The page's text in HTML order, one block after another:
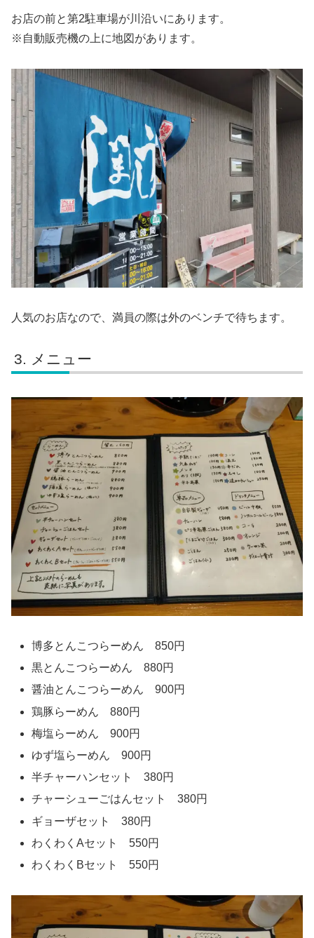
お店の前と第2駐車場が川沿いにあります。
※自動販売機の上に地図があります。
人気のお店なので、満員の際は外のベンチで待ちます。
メニュー
博多とんこつらーめん 850円
黒とんこつらーめん 880円
醤油とんこつらーめん 900円
鶏豚らーめん 880円
梅塩らーめん 900円
ゆず塩らーめん 900円
半チャーハンセット 380円
チャーシューごはんセット 380円
ギョーザセット 380円
わくわくAセット 550円
わくわくBセット 550円